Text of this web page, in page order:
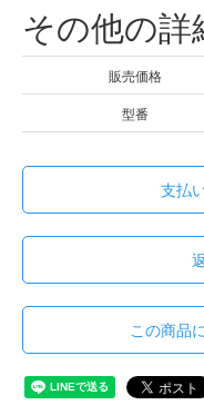
その他の詳
販売価格
型番
支払
この商品